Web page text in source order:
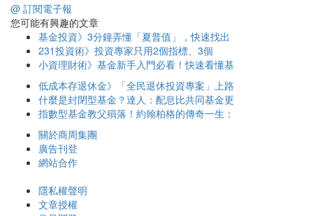
@ 訂閱電子報
您可能有興趣的文章
基金投資》3分鐘弄懂「夏普值」，快速找出
231投資術》投資專家只用2個指標、3個
小資理財術》基金新手入門必看！快速看懂基
低成本存退休金》「全民退休投資專案」上路
什麼是封閉型基金？達人：配息比共同基金更
指數型基金教父殞落！約翰柏格的傳奇一生：
關於商周集團
廣告刊登
網站合作
隱私權聲明
文章授權